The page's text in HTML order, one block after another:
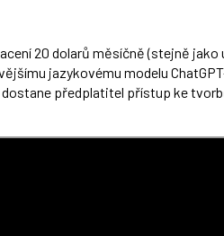
20 dolarů měsíčně (stejně
jazykovému modelu
předplatitel přístup ke